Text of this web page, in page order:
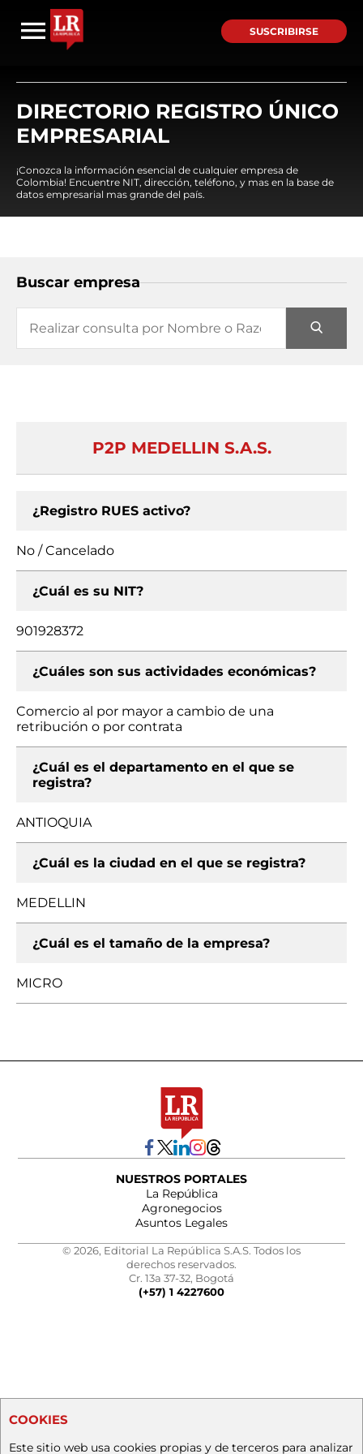
SUSCRIBIRSE
DIRECTORIO REGISTRO ÚNICO
EMPRESARIAL
¡Conozca la información esencial de cualquier empresa de
Colombia! Encuentre NIT, dirección, teléfono, y mas en la base de
datos empresarial mas grande del país.
Buscar empresa
P2P MEDELLIN S.A.S.
¿Registro RUES activo?
No / Cancelado
¿Cuál es su NIT?
901928372
¿Cuáles son sus actividades económicas?
Comercio al por mayor a cambio de una
retribución o por contrata
¿Cuál es el departamento en el que se
registra?
ANTIOQUIA
¿Cuál es la ciudad en el que se registra?
MEDELLIN
¿Cuál es el tamaño de la empresa?
MICRO
NUESTROS PORTALES
La República
Agronegocios
Asuntos Legales
© 2026, Editorial La República S.A.S. Todos los
derechos reservados.
Cr. 13a 37-32, Bogotá
(+57) 1 4227600
COOKIES
Este sitio web usa cookies propias y de terceros para analizar